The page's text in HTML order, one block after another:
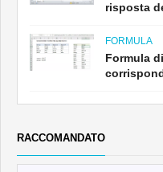
risposta
FORMULA
Formula
RACCOMANDATO